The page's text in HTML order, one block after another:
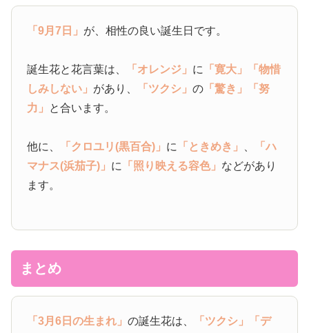
「9月7日」 が、相性の良い誕生日です。
誕生花と花言葉は、 「オレンジ」 に 「寛大」
「物惜
しみしない」 があり、 「ツクシ」の 「驚き」
「努
力」 と合います。
他に、 「クロユリ(黒百合)」 に 「ときめき」
「ハ
マナス(浜茄子)」 に 「照り映える容色」 などがあり
ます。
まとめ
「3月6日の生まれ」の誕生花は、 「ツクシ」
「デ